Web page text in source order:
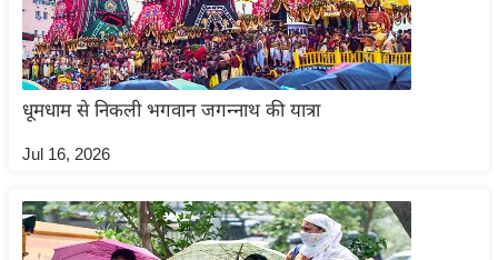
सा
हि
त्य
ज
ग
त
टो
व
धूमधाम से निकली भगवान जगन्नाथ की यात्रा
Jul 16, 2026